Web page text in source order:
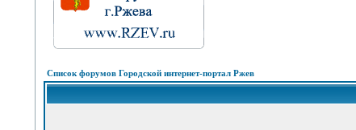
Список форумов Городской интернет-портал Ржев